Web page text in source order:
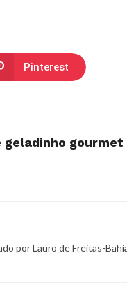
Pinterest
geladinho
por Lauro de Freitas-